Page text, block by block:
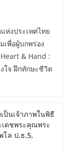
ห่งประเทศไทย
พื่อผู้บกพร่อง
& Hand :
ใจ ฝึกทักษะชีวิต
ป็นเจ้าภาพในพิธี
เดชพระคุณพระ
โล ป.ธ.5,